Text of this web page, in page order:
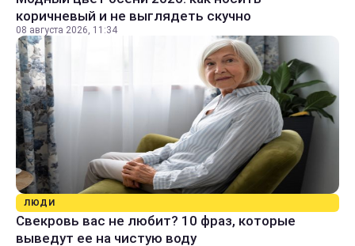
коричневый и не выглядеть скучно
08 августа 2026, 11:34
ЛЮДИ
Свекровь вас не любит? 10 фраз, которые
выведут ее на чистую воду